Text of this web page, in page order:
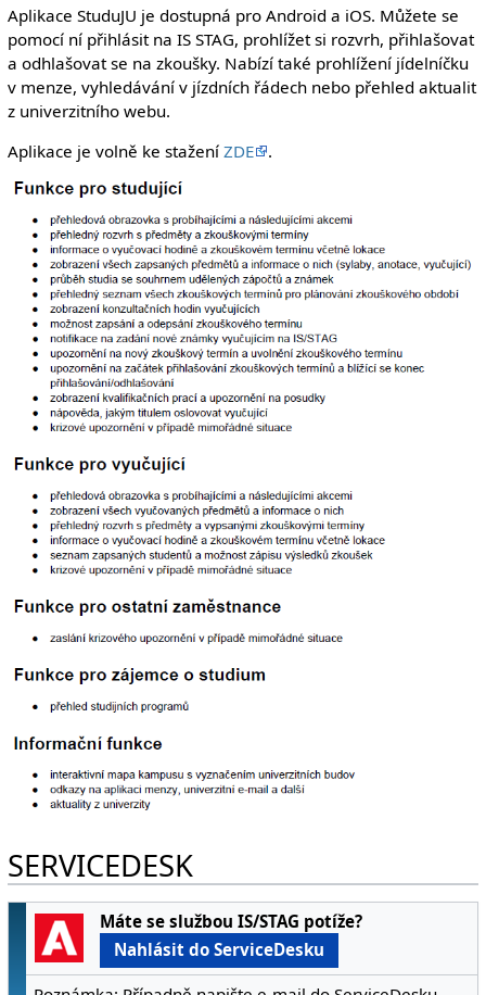
Aplikace StuduJU je dostupná pro Android a iOS. Můžete se
pomocí ní přihlásit na IS STAG, prohlížet si rozvrh, přihlašovat
a odhlašovat se na zkoušky. Nabízí také prohlížení jídelníčku
v menze, vyhledávání v jízdních řádech nebo přehled aktualit
z univerzitního webu.
Aplikace je volně ke stažení ZDE .
SERVICEDESK
Máte se službou IS/STAG potíže?
Nahlásit do ServiceDesku